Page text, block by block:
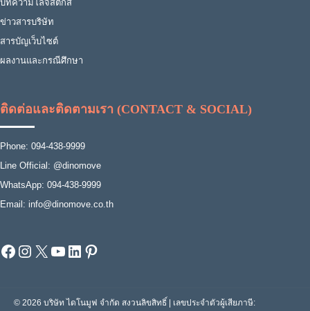
บทความโลจิสติกส์
ข่าวสารบริษัท
สารบัญเว็บไซต์
ผลงานและกรณีศึกษา
ติดต่อและติดตามเรา (CONTACT & SOCIAL)
Phone: 094-438-9999
Line Official: @dinomove
WhatsApp: 094-438-9999
Email: info@dinomove.co.th
Facebook
Instagram
X YouTube
LinkedIn
Pinterest
© 2026 บริษัท ไดโนมูฟ จำกัด สงวนลิขสิทธิ์ | เลขประจำตัวผู้เสียภาษี: